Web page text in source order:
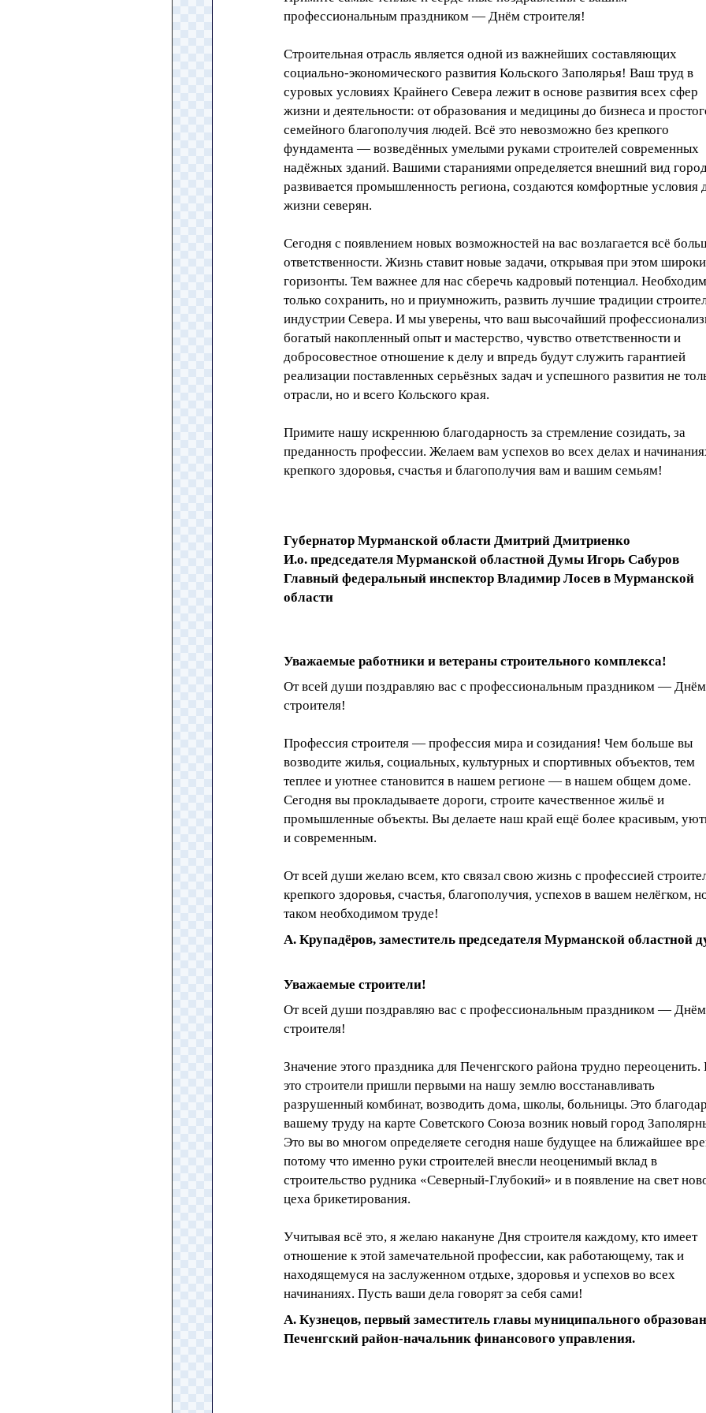
профессиональным праздником — Днём строителя!
Строительная отрасль является одной из важнейших составляющих
социально-экономического развития Кольского Заполярья! Ваш труд в
суровых условиях Крайнего Севера лежит в основе развития всех сфер
жизни и деятельности: от образования и медицины до бизнеса и
семейного благополучия людей. Всё это невозможно без крепкого
фундамента — возведённых умелыми руками строителей современных
надёжных зданий. Вашими стараниями определяется внешний вид
развивается промышленность региона, создаются комфортные условия
жизни северян.
Сегодня с появлением новых возможностей на вас возлагается всё
ответственности. Жизнь ставит новые задачи, открывая при этом
горизонты. Тем важнее для нас сберечь кадровый потенциал.
только сохранить, но и приумножить, развить лучшие традиции
индустрии Севера. И мы уверены, что ваш высочайший
богатый накопленный опыт и мастерство, чувство ответственности и
добросовестное отношение к делу и впредь будут служить гарантией
реализации поставленных серьёзных задач и успешного развития не
отрасли, но и всего Кольского края.
Примите нашу искреннюю благодарность за стремление созидать, за
преданность профессии. Желаем вам успехов во всех делах и
крепкого здоровья, счастья и благополучия вам и вашим семьям!
Губернатор Мурманской области Дмитрий Дмитриенко
И.о. председателя Мурманской областной Думы Игорь Сабуров
Главный федеральный инспектор Владимир Лосев в Мурманской
области
Уважаемые работники и ветераны строительного комплекса!
От всей души поздравляю вас с профессиональным праздником — Днём
строителя!
Профессия строителя — профессия мира и созидания! Чем больше вы
возводите жилья, социальных, культурных и спортивных объектов, тем
теплее и уютнее становится в нашем регионе — в нашем общем доме.
Сегодня вы прокладываете дороги, строите качественное жильё и
промышленные объекты. Вы делаете наш край ещё более красивым,
и современным.
От всей души желаю всем, кто связал свою жизнь с профессией
крепкого здоровья, счастья, благополучия, успехов в вашем нелёгком,
таком необходимом труде!
А. Крупадёров, заместитель председателя Мурманской областной
Уважаемые строители!
От всей души поздравляю вас с профессиональным праздником — Днём
строителя!
Значение этого праздника для Печенгского района трудно переоценить.
это строители пришли первыми на нашу землю восстанавливать
разрушенный комбинат, возводить дома, школы, больницы. Это
вашему труду на карте Советского Союза возник новый город
Это вы во многом определяете сегодня наше будущее на ближайшее
потому что именно руки строителей внесли неоценимый вклад в
строительство рудника «Северный-Глубокий» и в появление на свет
цеха брикетирования.
Учитывая всё это, я желаю накануне Дня строителя каждому, кто имеет
отношение к этой замечательной профессии, как работающему, так и
находящемуся на заслуженном отдыхе, здоровья и успехов во всех
начинаниях. Пусть ваши дела говорят за себя сами!
А. Кузнецов, первый заместитель главы муниципального
Печенгский район-начальник финансового управления.